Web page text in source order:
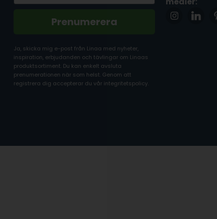
Prenumerera
Ja, skicka mig e-post från Linaa med nyheter,
inspiration, erbjudanden och tävlingar om Linaas
produktsortiment. Du kan enkelt avsluta
prenumerationen när som helst. Genom att
registrera dig accepterar du vår integritetspolicy.